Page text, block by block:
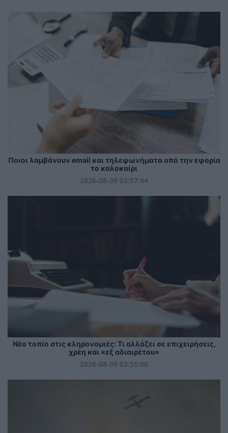
Ποιοι λαμβάνουν email και τηλεφωνήματα από την εφορία
το καλοκαίρι
2026-08-09 03:57:44
Νέο τοπίο στις κληρονομιές: Τι αλλάζει σε επιχειρήσεις,
χρέη και «εξ αδιαιρέτου»
2026-08-09 03:55:08